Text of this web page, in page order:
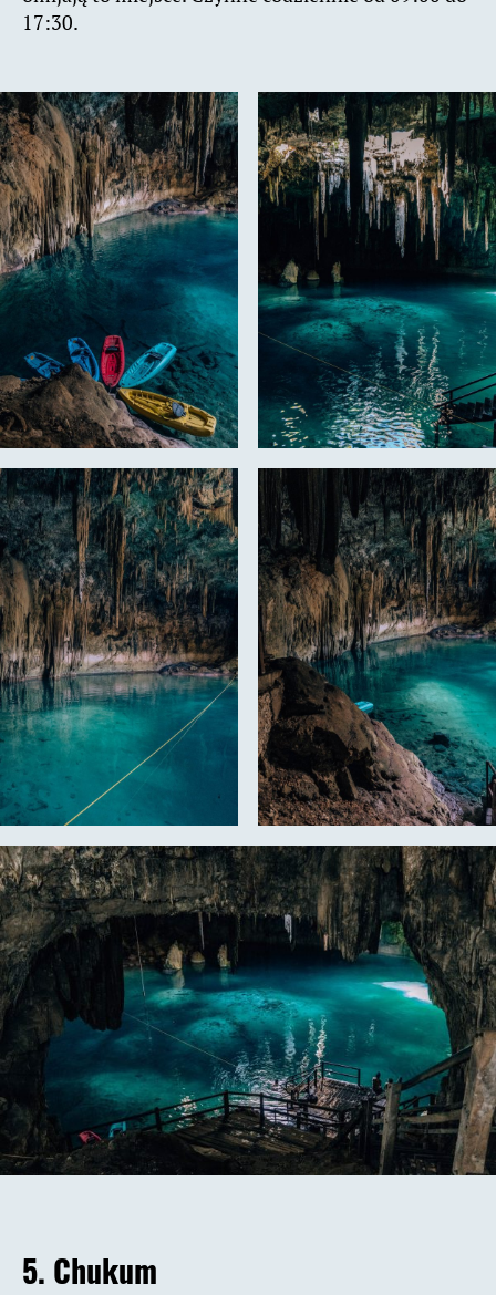
17:30.
5. Chukum